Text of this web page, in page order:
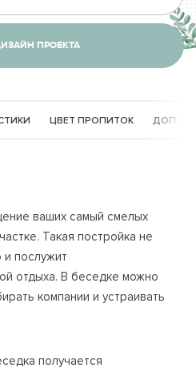
ПРОЕКТА
ЦВЕТ ПРОПИТОК ДОП.
ваших самый смелых
Такая постройка не
и послужит
отдыха. В беседке можно
компании и устраивать
получается